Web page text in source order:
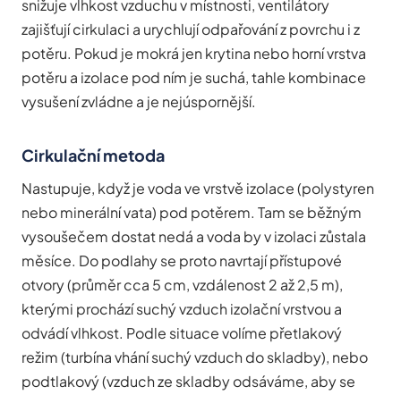
snižuje vlhkost vzduchu v místnosti, ventilátory
zajišťují cirkulaci a urychlují odpařování z povrchu i z
potěru. Pokud je mokrá jen krytina nebo horní vrstva
potěru a izolace pod ním je suchá, tahle kombinace
vysušení zvládne a je nejúspornější.
Cirkulační metoda
Nastupuje, když je voda ve vrstvě izolace (polystyren
nebo minerální vata) pod potěrem. Tam se běžným
vysoušečem dostat nedá a voda by v izolaci zůstala
měsíce. Do podlahy se proto navrtají přístupové
otvory (průměr cca 5 cm, vzdálenost 2 až 2,5 m),
kterými prochází suchý vzduch izolační vrstvou a
odvádí vlhkost. Podle situace volíme přetlakový
režim (turbína vhání suchý vzduch do skladby), nebo
podtlakový (vzduch ze skladby odsáváme, aby se